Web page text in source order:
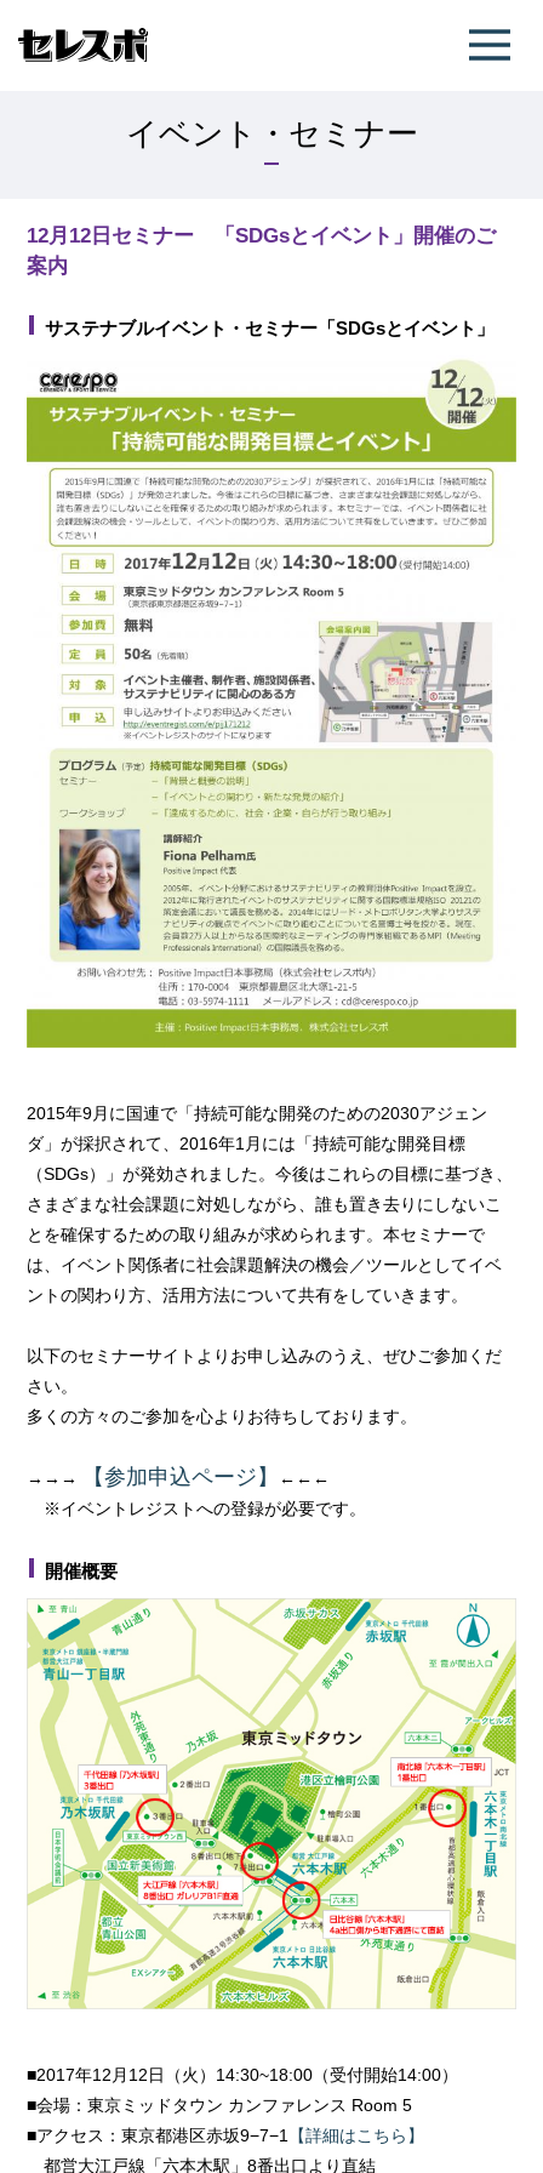
イベント・セミナー
12月12日セミナー 「SDGsとイベント」開催のご
案内
サステナブルイベント・セミナー「SDGsとイベント」
2015年9月に国連で「持続可能な開発のための2030アジェン
ダ」が採択されて、2016年1月には「持続可能な開発目標
（SDGs）」が発効されました。今後はこれらの目標に基づき、
さまざまな社会課題に対処しながら、誰も置き去りにしないこ
とを確保するための取り組みが求められます。本セミナーで
は、イベント関係者に社会課題解決の機会／ツールとしてイベ
ントの関わり方、活用方法について共有をしていきます。
以下のセミナーサイトよりお申し込みのうえ、ぜひご参加くだ
さい。
多くの方々のご参加を心よりお待ちしております。
→→→ 【参加申込ページ】
←←←
※イベントレジストへの登録が必要です。
開催概要
■2017年12月12日（火）14:30~18:00（受付開始14:00）
■会場：東京ミッドタウン カンファレンス Room 5
■アクセス：東京都港区赤坂9−7−1
【詳細はこちら】
都営大江戸線「六本木駅」8番出口より直結